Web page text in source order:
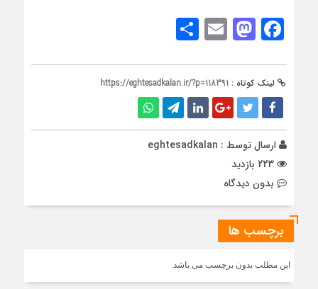
Facebook
Mastodon
Email
لینک کوتاه : https://eghtesadkalan.ir/?p=118391
ارسال توسط : eghtesadkalan
بدون دیدگاه
برچسب ها
این مطلب بدون برچسب می باشد.